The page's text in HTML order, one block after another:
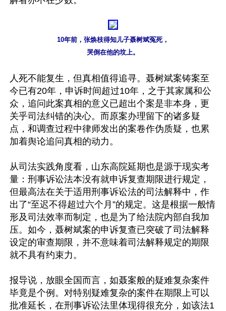
10年前，张焕枝得知儿子聂树斌冤死，
哭倒在他的坟上。
人死不能复生，但真相值得追寻。聂树斌案铸案至
今已有20年，申诉时间超过10年，之于其家属和公
众，追问此案真相的意义已超出个案是非本身，更
关乎司法纠错的决心。而原案办理留下的诸多疑
点，和调查过程中律师发出的案卷作伪质疑，也累
加着舆论追问真相的动力。
从司法实践角度看，山东高院延期也是源于现实考
量：刑事诉讼法本没有就申诉复查期限进行规定，
但最高法在关于适用刑事诉讼法的司法解释中，作
出了“至迟不得超过六个月”的规定。这是根据一般情
形及司法效率而制定，也是为了给法院内部自我加
压。如今，聂树斌案的申诉复查已突破了司法解释
设定的审查期限，并不意味着司法解释规定的期限
就不具有约束力。
报导说，放眼全国而言，如聂案般的疑难复杂案件
毕竟是个例。对特别疑难复杂的案件在期限上可以
批准延长，在刑事诉讼法里体现得很充分，如该法1